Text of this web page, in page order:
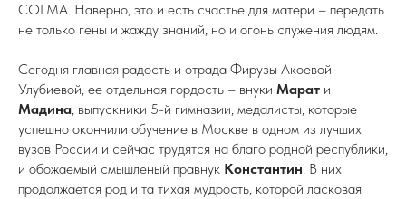
СОГМА. Наверно, это и есть счастье для матери – передать
не только гены и жажду знаний, но и огонь служения людям.
Сегодня главная радость и отрада Фирузы Акоевой-
Улубиевой, ее отдельная гордость – внуки Марат и
Мадина, выпускники 5-й гимназии, медалисты, которые
успешно окончили обучение в Москве в одном из лучших
вузов России и сейчас трудятся на благо родной республики,
и обожаемый смышленый правнук Константин. В них
продолжается род и та тихая мудрость, которой ласковая